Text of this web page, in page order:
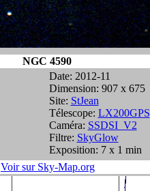
NGC 4590
Date: 2012-11
Dimension: 907 x 675
Site: StJean
Télescope: LX200GPS
Caméra: SSDSI_V2
Filtre: SkyGlow
Exposition: 7 x 1 min
Voir sur Sky-Map.org